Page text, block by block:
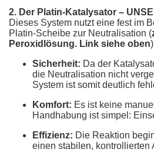
2. Der Platin-Katalysator –
Dieses System nutzt eine fest im
Platin-Scheibe zur Neutralisation (
Peroxidlösung. Link siehe oben
Sicherheit: Da der
die Neutralisation nicht
System ist somit deutlich
Komfort: Es ist keine
Handhabung ist simpel:
Effizienz: Die Reaktion
einen stabilen, kontrollierten